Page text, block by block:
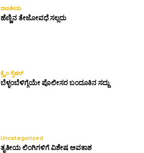
ರಾಜಕೀಯ
ಹೆಣ್ಣಿನ ತೇಜೋವಧೆ ಸಲ್ಲದು
ಕ್ರೈಂ ಸ್ಪೆಷಲ್
ಬೆಳ್ಳಂಬೆಳಿಗ್ಗೆಯೇ ಪೊಲೀಸರ ಬಂದೂಕಿನ ಸದ್ದು
Uncategorized
ತೃತೀಯ ಲಿಂಗಿಗಳಿಗೆ ವಿಶೇಷ ಅವಕಾಶ